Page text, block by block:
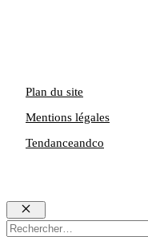
Tendanceandco
Plan du site
Mentions légales
Fermer
Rechercher :